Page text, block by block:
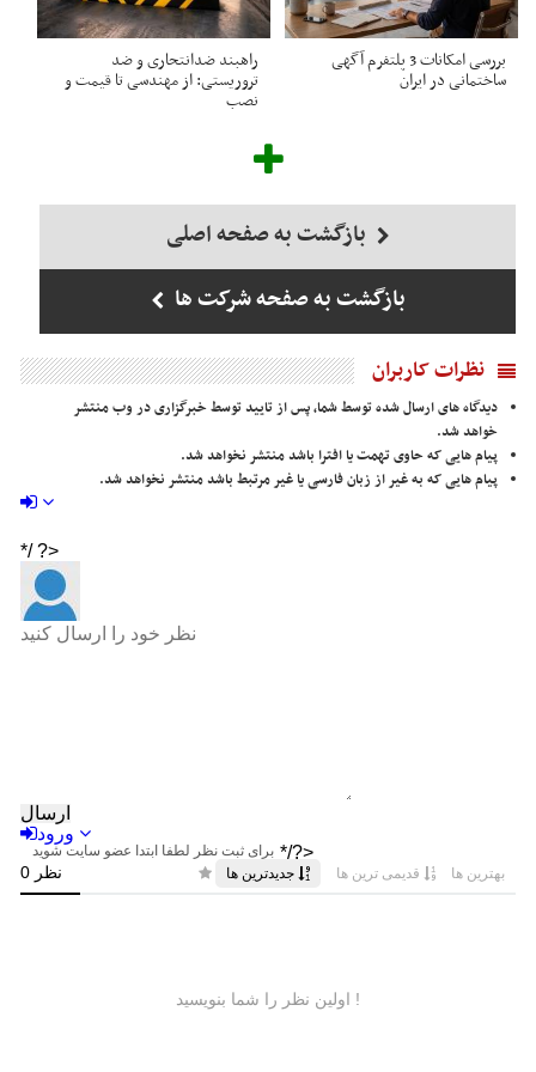
بررسی امکانات 3 پلتفرم آگهی
ساختمانی در ایران
راهبند ضدانتحاری و ضد
تروریستی: از مهندسی تا قیمت و
نصب
بازگشت به صفحه اصلی
بازگشت به صفحه شرکت ها
نظرات کاربران
دیدگاه های ارسال شده توسط شما، پس از تایید توسط خبرگزاری در وب منتشر
خواهد شد.
پیام هایی که حاوی تهمت یا افترا باشد منتشر نخواهد شد.
پیام هایی که به غیر از زبان فارسی یا غیر مرتبط باشد منتشر نخواهد شد.